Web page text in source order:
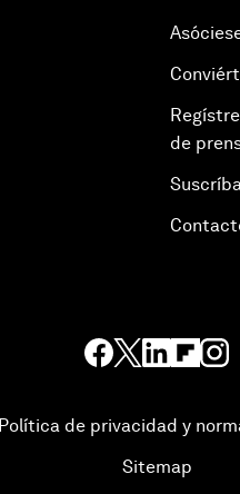
de
Política de privacidad y
Sitemap